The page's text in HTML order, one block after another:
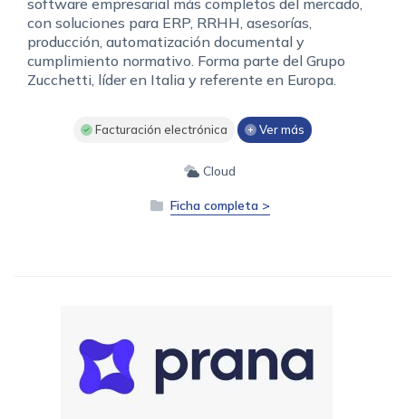
con soluciones para ERP, RRHH, asesorías,
producción, automatización documental y
cumplimiento normativo. Forma parte del Grupo
Zucchetti, líder en Italia y referente en Europa.
Facturación electrónica Ver más
Cloud
Ficha completa >